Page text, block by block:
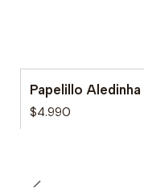
Papelillo
$4.990